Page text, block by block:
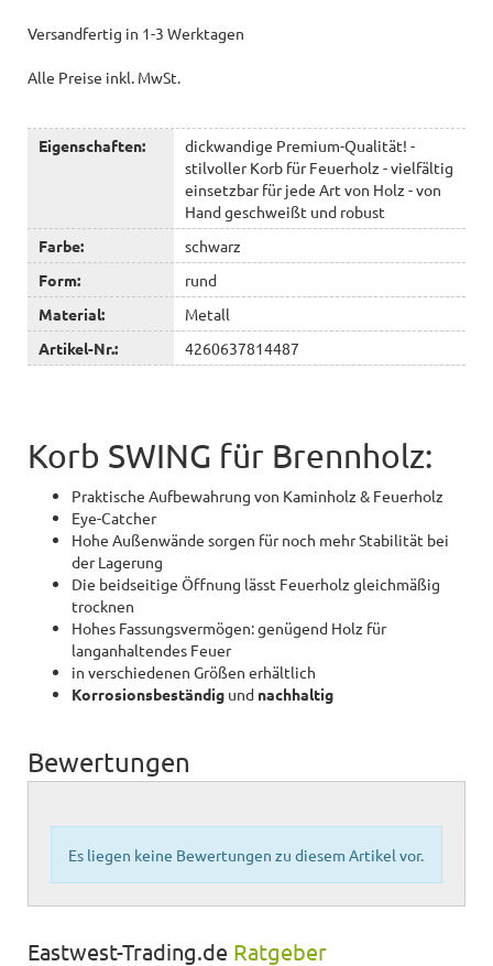
Versandfertig in 1-3 Werktagen
Alle Preise inkl. MwSt.
Eigenschaften:
dickwandige Premium-Qualität! -
stilvoller Korb für Feuerholz - vielfältig
einsetzbar für jede Art von Holz - von
Hand geschweißt und robust
Farbe:
schwarz
Form:
rund
Material:
Metall
Artikel-Nr.:
4260637814487
Korb SWING für Brennholz:
Praktische Aufbewahrung von Kaminholz & Feuerholz
Eye-Catcher
Hohe Außenwände sorgen für noch mehr Stabilität bei
der Lagerung
Die beidseitige Öffnung lässt Feuerholz gleichmäßig
trocknen
Hohes Fassungsvermögen: genügend Holz für
langanhaltendes Feuer
in verschiedenen Größen erhältlich
Korrosionsbeständig und nachhaltig
Bewertungen
Es liegen keine Bewertungen zu diesem Artikel vor.
Eastwest-Trading.de Ratgeber